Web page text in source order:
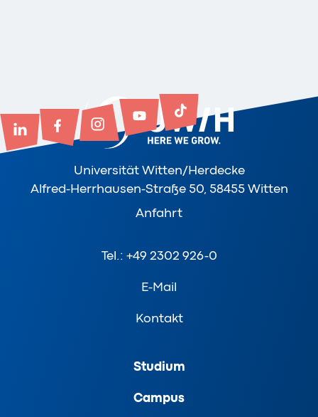
Universität Witten/Herdecke
Alfred-Herrhausen-Straße 50, 58455 Witten
Anfahrt
Tel.: +49 2302 926-0
E-Mail
Kontakt
Studium
Campus